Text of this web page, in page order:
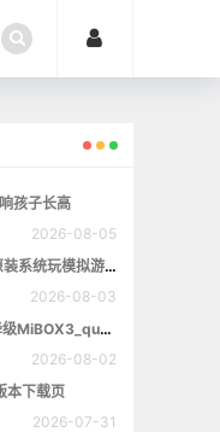
孩子长高
2026-08-05
小米盒子3S原装系统玩模拟游戏
2026-08-03
小米盒子3s降级MiBOX3_queenchristina_r145
2026-08-02
本下载页
2026-07-31